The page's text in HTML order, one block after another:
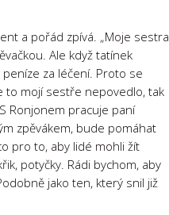
a pořád zpívá. „Moje sestra
Ale když tatínek
za léčení. Proto se
to mojí sestře nepovedlo, tak
Ronjonem pracuje paní
zpěvákem, bude pomáhat
pro to, aby lidé mohli žít
potyčky. Rádi bychom, aby
jako ten, který snil již